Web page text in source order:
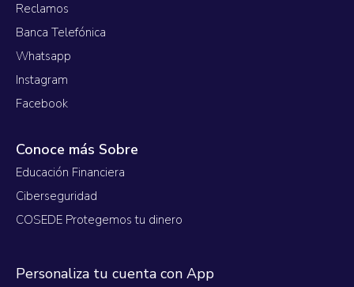
Reclamos
Banca Telefónica
Whatsapp
Instagram
Facebook
Conoce más Sobre
Educación Financiera
Ciberseguridad
COSEDE Protegemos tu dinero
Personaliza tu cuenta con App